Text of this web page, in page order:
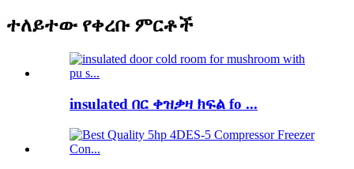
ተለይተው የቀረቡ ምርቶች
insulated በር ቀዝቃዛ ክፍል fo ...